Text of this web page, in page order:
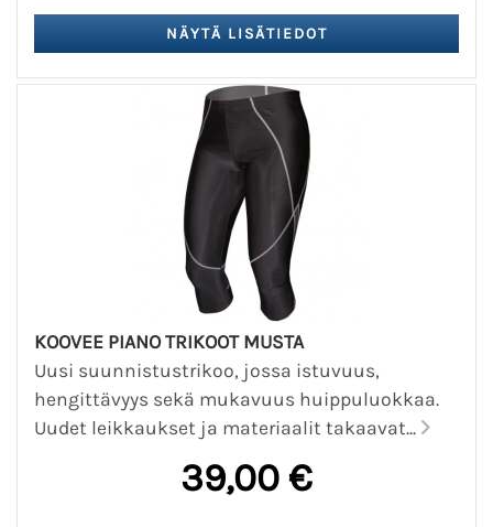
KOOVEE PIANO TRIKOOT MUSTA
Uusi suunnistustrikoo, jossa istuvuus,
hengittävyys sekä mukavuus huippuluokkaa.
Uudet leikkaukset ja materiaalit takaavat...
39,00 €